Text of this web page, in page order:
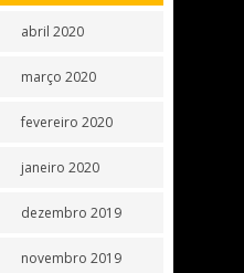
abril 2020
março 2020
fevereiro 2020
janeiro 2020
dezembro 2019
novembro 2019